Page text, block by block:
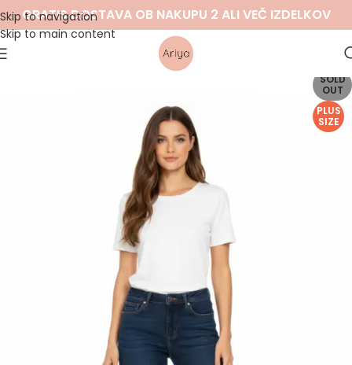
Skip to navigation
Skip to main content
GRATIS DOSTAVA OB NAKUPU 2 ALI VEČ IZDELKOV
SOLD
OUT
PLUS
SIZE